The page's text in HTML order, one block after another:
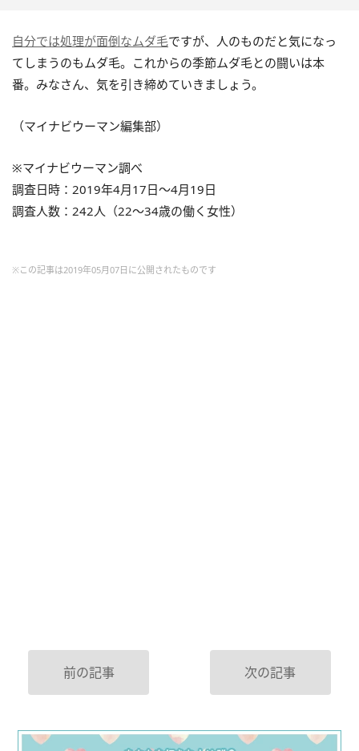
自分では処理が面倒なムダ毛ですが、人のものだと気になっ
てしまうのもムダ毛。これからの季節ムダ毛との闘いは本
番。みなさん、気を引き締めていきましょう。
（マイナビウーマン編集部）
※マイナビウーマン調べ
調査日時：2019年4月17日～4月19日
調査人数：242人（22～34歳の働く女性）
※この記事は2019年05月07日に公開されたものです
前の記事 次の記事